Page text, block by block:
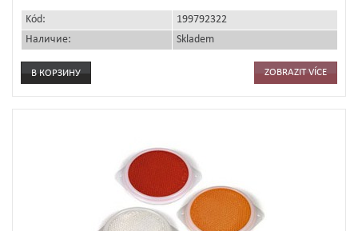
Kód:
199792322
Наличие:
Skladem
ZOBRAZIT VÍCE